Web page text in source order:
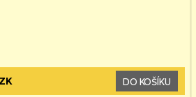
DO KOŠÍKU